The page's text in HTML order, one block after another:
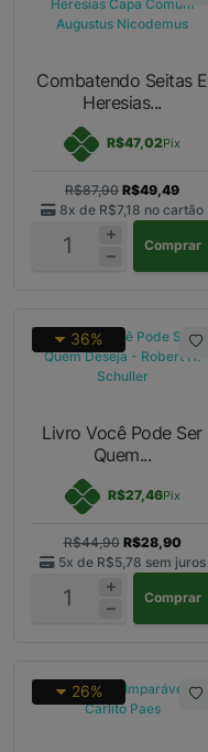
Combatendo Seitas E
Heresias...
R$47,02Pix
R$87,90 R$49,49
8x de R$7,18 no cartão
Comprar
36%
Livro Você Pode Ser
Quem...
R$27,46Pix
R$44,90 R$28,90
5x de R$5,78 sem juros
Comprar
26%